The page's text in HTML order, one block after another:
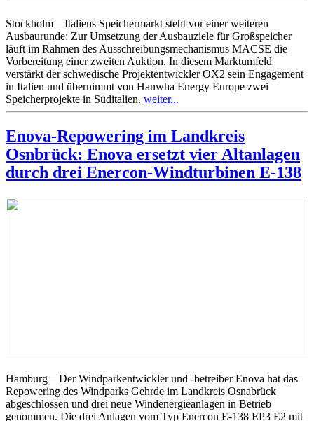
Stockholm – Italiens Speichermarkt steht vor einer weiteren
Ausbaurunde: Zur Umsetzung der Ausbauziele für Großspeicher
läuft im Rahmen des Ausschreibungsmechanismus MACSE die
Vorbereitung einer zweiten Auktion. In diesem Marktumfeld
verstärkt der schwedische Projektentwickler OX2 sein Engagement
in Italien und übernimmt von Hanwha Energy Europe zwei
Speicherprojekte in Süditalien. weiter...
Enova-Repowering im Landkreis
Osnbrück: Enova ersetzt vier Altanlagen
durch drei Enercon-Windturbinen E-138
Hamburg – Der Windparkentwickler und -betreiber Enova hat das
Repowering des Windparks Gehrde im Landkreis Osnabrück
abgeschlossen und drei neue Windenergieanlagen in Betrieb
genommen. Die drei Anlagen vom Typ Enercon E-138 EP3 E2 mit